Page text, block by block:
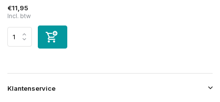
€11,95
Incl. btw
Klantenservice